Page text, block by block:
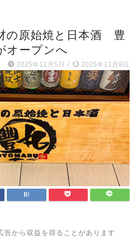
の原始焼と日本酒 豊
オープンへ
2025年11月5日 / 2025年11月9日
告から収益を得ることがあります